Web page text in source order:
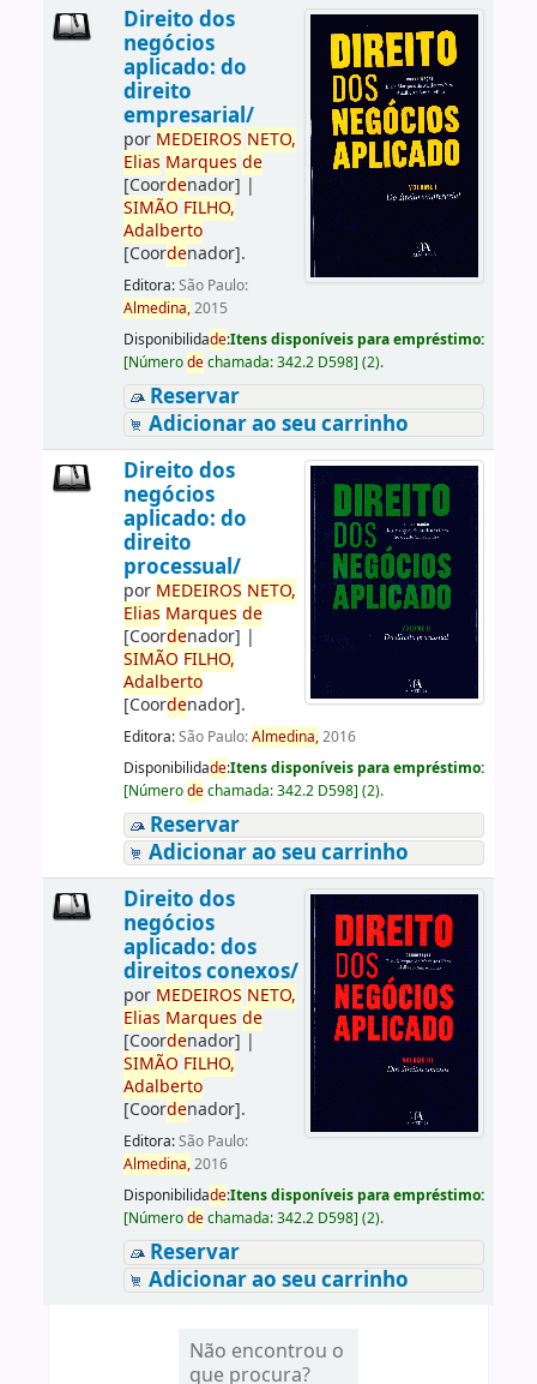
Direito dos
negócios
aplicado: do
direito
empresarial/
por MEDEIROS NETO,
Elias Marques de
[Coordenador] |
SIMÃO FILHO,
Adalberto
[Coordenador].
Editora:São Paulo:
Almedina,2015
Disponibilidade:Itens disponíveis para empréstimo:
[Númerodechamada:342.2 D598] (2).
Reservar
Adicionar ao seu carrinho
Direito dos
negócios
aplicado: do
direito
processual/
por MEDEIROS NETO,
Elias Marques de
[Coordenador] |
SIMÃO FILHO,
Adalberto
[Coordenador].
Editora:São Paulo:Almedina,2016
Disponibilidade:Itens disponíveis para empréstimo:
[Númerodechamada:342.2 D598] (2).
Reservar
Adicionar ao seu carrinho
Direito dos
negócios
aplicado: dos
direitos conexos/
por MEDEIROS NETO,
Elias Marques de
[Coordenador] |
SIMÃO FILHO,
Adalberto
[Coordenador].
Editora:São Paulo:
Almedina,2016
Disponibilidade:Itens disponíveis para empréstimo:
[Númerodechamada:342.2 D598] (2).
Reservar
Adicionar ao seu carrinho
Não encontrou o
que procura?